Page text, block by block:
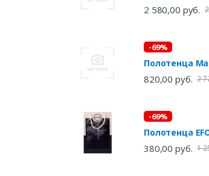
2 580,00 руб.
-69%
820,00 руб. 2
-69%
380,00 руб. 1